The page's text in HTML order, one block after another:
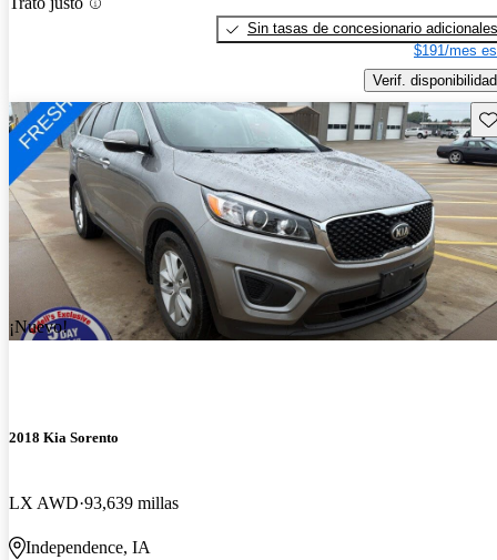
Sin tasas de concesionario adicionales
$191/mes
Verif. disponibilidad
¡Nuevo!
2018 Kia Sorento
LX AWD 93,639 millas
Independence, IA